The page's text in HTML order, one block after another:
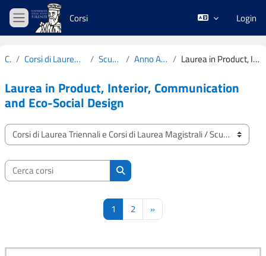
Vai al contenuto principale
Pannello laterale
Corsi Login
Corsi Corsi di Laurea Triennali e Corsi di Laurea Magistrali Scuola di Architettura Anno Accademico 2024-2025 Laurea in Product, Interior, Communication and Eco-Social Design
Laurea in Product, Interior, Communication
and Eco-Social Design
Categorie di corso
Cerca corsi
Cerca corsi
1 Pagina 1
2Pagina 2
»Pagina successiva